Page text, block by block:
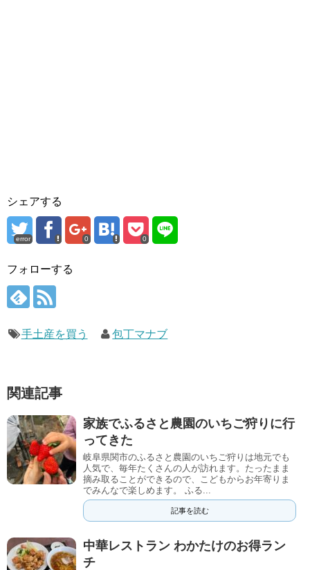
シェアする
error 0 0
フォローする
手土産を買う 包丁マナブ
関連記事
家族でふるさと農園のいちご狩りに行
ってきた
岐阜県関市のふるさと農園のいちご狩りは地元でも
人気で、毎年たくさんの人が訪れます。たったまま
摘み取ることができるので、こどもからお年寄りま
でみんなで楽しめます。 ふる...
記事を読む
中華レストラン わかたけのお得ラン
チ